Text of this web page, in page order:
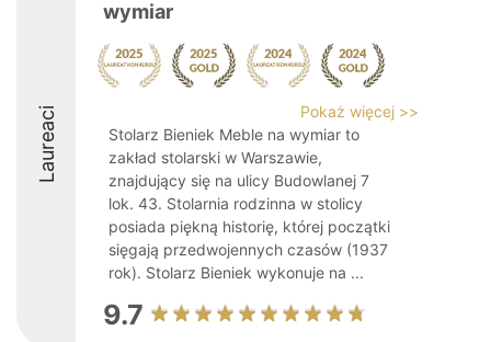
Laureaci
wymiar
Pokaż więcej >>
Stolarz Bieniek Meble na wymiar to
zakład stolarski w Warszawie,
znajdujący się na ulicy Budowlanej 7
lok. 43. Stolarnia rodzinna w stolicy
posiada piękną historię, której początki
sięgają przedwojennych czasów (1937
rok). Stolarz Bieniek wykonuje na ...
9.7